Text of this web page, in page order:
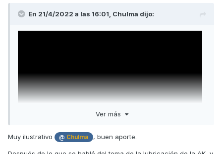
En 21/4/2022 a las 16:01, Chulma dijo:
Ver más
Muy ilustrativo @ Chulma , buen aporte.